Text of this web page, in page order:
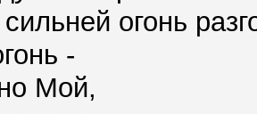
огонь
-
Мой,